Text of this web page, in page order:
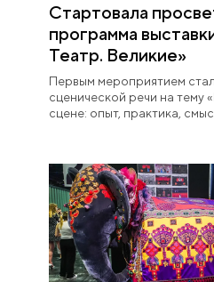
Стартовала
программа
Театр. Великие»
Первым мероприятием
сценической речи на тему
сцене: опыт, практика,